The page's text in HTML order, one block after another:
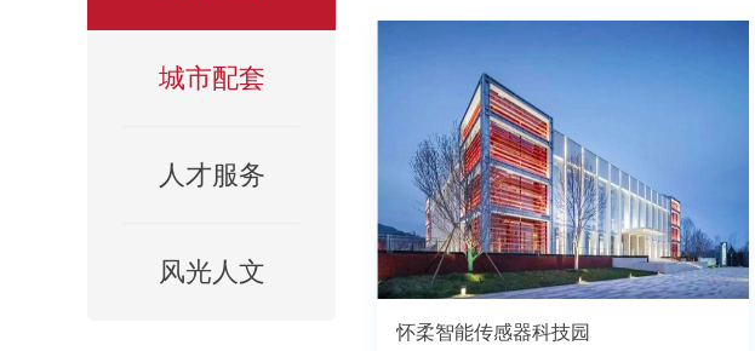
城市配套
人才服务
风光人文
怀柔智能传感器科技园